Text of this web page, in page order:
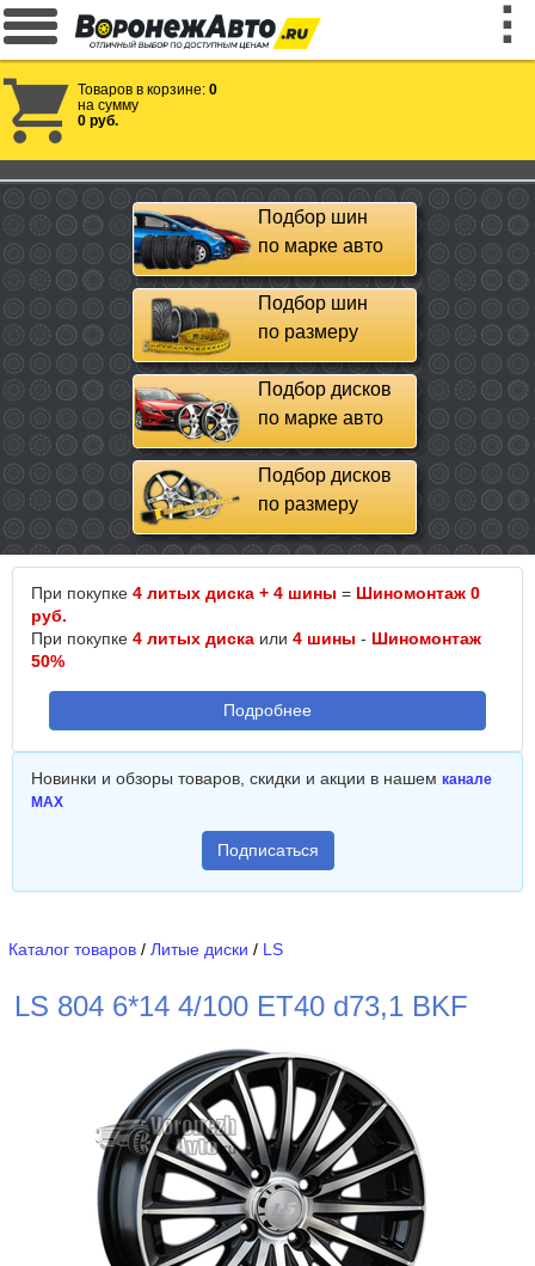
Товаров в корзине: 0
на сумму
0 руб.
Подбор шин
по марке авто
Подбор шин
по размеру
Подбор дисков
по марке авто
Подбор дисков
по размеру
При покупке 4 литых диска + 4 шины = Шиномонтаж 0
руб.
При покупке 4 литых диска или 4 шины - Шиномонтаж
50%
Подробнее
Новинки и обзоры товаров, скидки и акции в нашем канале
MAX
Подписаться
Каталог товаров / Литые диски / LS
LS 804 6*14 4/100 ET40 d73,1 BKF